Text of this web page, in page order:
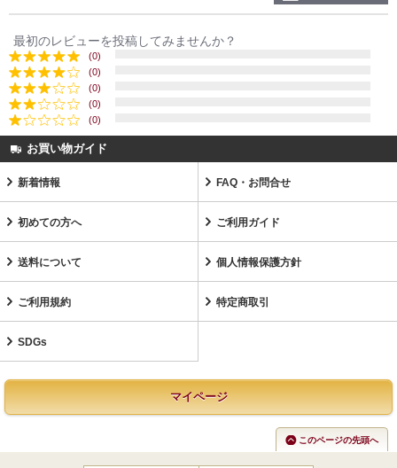
最初のレビューを投稿してみませんか？
(0)
(0)
(0)
(0)
(0)
お買い物ガイド
新着情報 FAQ・お問合せ
初めての方へ ご利用ガイド
送料について 個人情報保護方針
ご利用規約 特定商取引
SDGs
マイページ
このページの先頭へ